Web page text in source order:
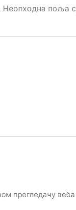
Неопходна поља
прегледачу